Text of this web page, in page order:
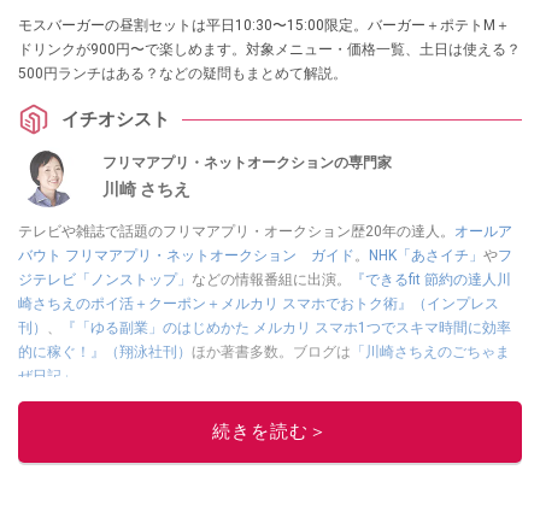
モスバーガーの昼割セットは平日10:30〜15:00限定。バーガー＋ポテトM＋
ドリンクが900円〜で楽しめます。対象メニュー・価格一覧、土日は使える？
500円ランチはある？などの疑問もまとめて解説。
イチオシスト
フリマアプリ・ネットオークションの専門家
川崎 さちえ
テレビや雑誌で話題のフリマアプリ・オークション歴20年の達人。 オールア
バウト フリマアプリ・ネットオークション ガイド。 NHK「あさイチ」 やフ
ジテレビ「ノンストップ」 などの情報番組に出演。
『できるfit 節約の達人川
崎さちえのポイ活＋クーポン＋メルカリ スマホでおトク術』（インプレス
刊） 、
『「ゆる副業」のはじめかた メルカリ スマホ1つでスキマ時間に効率
的に稼ぐ！』（翔泳社刊） ほか著書多数。ブログは 「川崎さちえのごちゃま
ぜ日記」
■経歴：2003年、夫が子育てをするために、突然会社を辞める。翌月からの
給料が０円になり、家にいながら、しかも空いた時間でできるオークション
続きを読む＞